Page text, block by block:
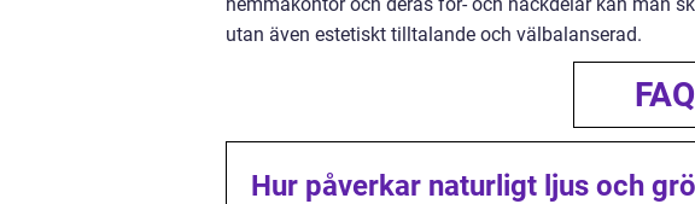
utan även estetiskt tilltalande och välbalanserad.
FAQ
Hur påverkar naturligt ljus och